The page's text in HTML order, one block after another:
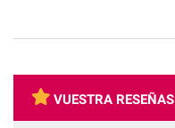
VUESTRA RESEÑAS